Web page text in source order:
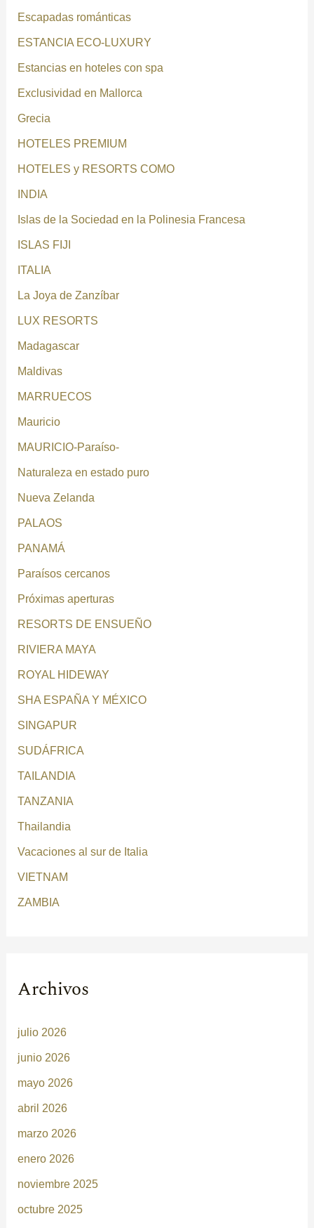
Escapadas románticas
ESTANCIA ECO-LUXURY
Estancias en hoteles con spa
Exclusividad en Mallorca
Grecia
HOTELES PREMIUM
HOTELES y RESORTS COMO
INDIA
Islas de la Sociedad en la Polinesia Francesa
ISLAS FIJI
ITALIA
La Joya de Zanzíbar
LUX RESORTS
Madagascar
Maldivas
MARRUECOS
Mauricio
MAURICIO-Paraíso-
Naturaleza en estado puro
Nueva Zelanda
PALAOS
PANAMÁ
Paraísos cercanos
Próximas aperturas
RESORTS DE ENSUEÑO
RIVIERA MAYA
ROYAL HIDEWAY
SHA ESPAÑA Y MÉXICO
SINGAPUR
SUDÁFRICA
TAILANDIA
TANZANIA
Thailandia
Vacaciones al sur de Italia
VIETNAM
ZAMBIA
Archivos
julio 2026
junio 2026
mayo 2026
abril 2026
marzo 2026
enero 2026
noviembre 2025
octubre 2025